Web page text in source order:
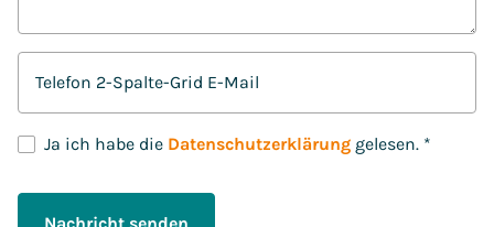
Telefon 2-Spalte-Grid E-Mail
D
G
Ja ich habe die Datenschutzerklärung gelesen. *
Nachricht senden